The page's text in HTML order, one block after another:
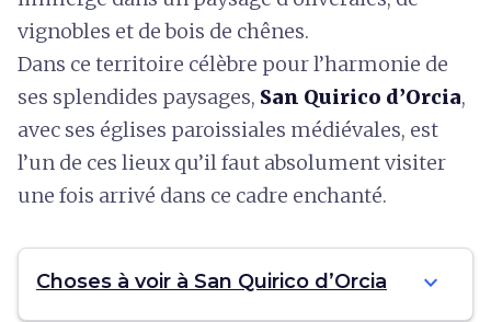
vignobles et de bois de chênes.
Dans ce territoire célèbre pour l’harmonie de
ses splendides paysages, San Quirico d’Orcia,
avec ses églises paroissiales médiévales, est
l’un de ces lieux qu’il faut absolument visiter
une fois arrivé dans ce cadre enchanté.
Choses à voir à San Quirico d’Orcia expand_more